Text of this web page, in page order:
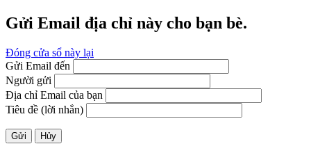
Gửi Email địa chỉ này cho bạn bè.
Đóng cửa sổ này lại
Gửi Email đến
Người gửi
Địa chỉ Email của bạn
Tiêu đề (lời nhắn)
Gửi Hủy